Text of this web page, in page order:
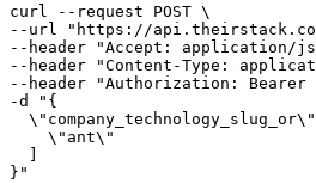
curl --request POST \
--url "https://
--header "Accept: application/
--header "Content-Type:
--header "Authorization: Bearer
-d "{
    \"ant\"
  ]
}"